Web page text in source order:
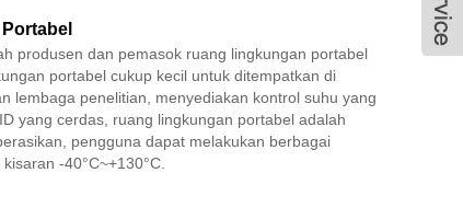
produsen dan pemasok ruang lingkungan portabel
portabel cukup kecil untuk ditempatkan di
lembaga penelitian, menyediakan kontrol suhu yang
yang cerdas, ruang lingkungan portabel adalah
pengguna dapat melakukan berbagai
-40°C~+130°C.